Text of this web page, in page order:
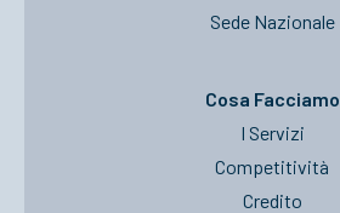
Sede Nazionale
Cosa Facciamo
I Servizi
Competitività
Credito